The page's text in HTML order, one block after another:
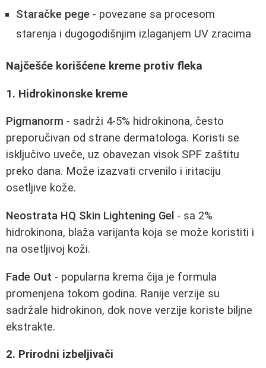
Staračke pege - povezane sa procesom
starenja i dugogodišnjim izlaganjem UV zracima
Najčešće korišćene kreme protiv fleka
1. Hidrokinonske kreme
Pigmanorm - sadrži 4-5% hidrokinona, često
preporučivan od strane dermatologa. Koristi se
isključivo uveče, uz obavezan visok SPF zaštitu
preko dana. Može izazvati crvenilo i iritaciju
osetljive kože.
Neostrata HQ Skin Lightening Gel - sa 2%
hidrokinona, blaža varijanta koja se može koristiti i
na osetljivoj koži.
Fade Out - popularna krema čija je formula
promenjena tokom godina. Ranije verzije su
sadržale hidrokinon, dok nove verzije koriste biljne
ekstrakte.
2. Prirodni izbeljivači